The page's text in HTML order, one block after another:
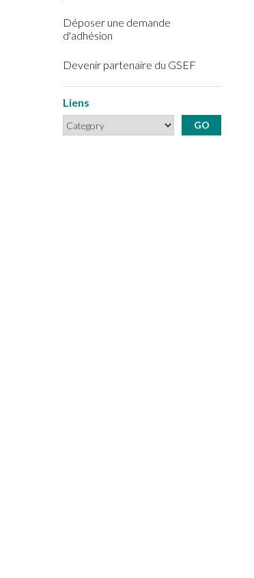
Déposer une demande
d'adhésion
Devenir partenaire du GSEF
Liens